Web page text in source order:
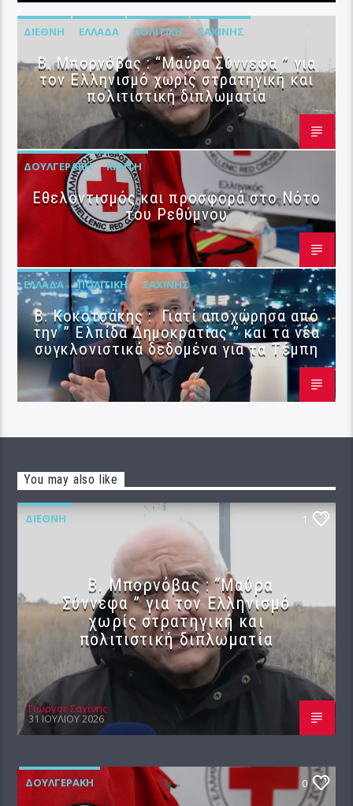
ΔΙΕΘΝΉ ΕΛΛΆΔΑ ΠΟΛΙΤΙΚΉ ΣΑΧΊΝΗΣ
B. Μπορνόβας : “Μαύρα Σύννεφα ” για
τον Ελληνισμό χωρίς στρατηγική και
πολιτιστική διπλωματία
ΔΟΥΛΓΕΡΆΚΗ ΚΡΉΤΗ
Εθελοντισμός και προσφορά στο Νότο
του Ρεθύμνου
ΕΛΛΆΔΑ ΠΟΛΙΤΙΚΉ ΣΑΧΊΝΗΣ
Β. Κοκοτσάκης : Γιατί αποχώρησα από
την ” Ελπίδα Δημοκρατίας ” και τα νέα
συγκλονιστικά δεδομένα για τα Τέμπη
You may also like
ΔΙΕΘΝΉ 1
B. Μπορνόβας : “Μαύρα
Σύννεφα ” για τον Ελληνισμό
χωρίς στρατηγική και
πολιτιστική διπλωματία
Γιώργος Σαχίνης
31 ΙΟΥΛΊΟΥ 2026
ΔΟΥΛΓΕΡΆΚΗ 0